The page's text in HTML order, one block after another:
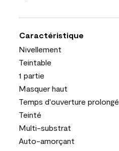
Caractéristique
Nivellement
Teintable
1 partie
Masquer haut
Temps d'ouverture prolongé
Teinté
Multi-substrat
Auto-amorçant